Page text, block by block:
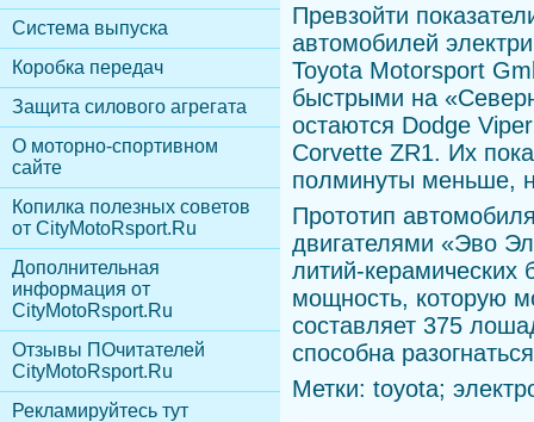
Превзойти
автомобилей
Toyota Motorsport
быстрыми на
остаются Dodge
Corvette ZR1. Их
полминуты меньше,
Прототип
двигателями «Эво
литий-керамических
мощность, которую
составляет 375
способна
Метки: toyota;
Cистема выпуска
Коробка передач
Защита силового агрегата
О моторно-спортивном
сайте
Копилка полезных советов
от CityMotoRsport.Ru
Дополнительная
информация от
CityMotoRsport.Ru
Отзывы ПОчитателей
CityMotoRsport.Ru
Рекламируйтесь тут